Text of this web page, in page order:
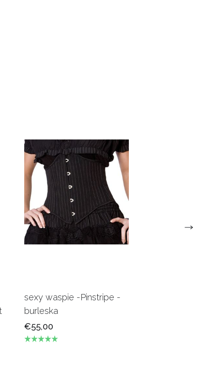
sexy waspie -Pinstripe -
burleska
€55,00